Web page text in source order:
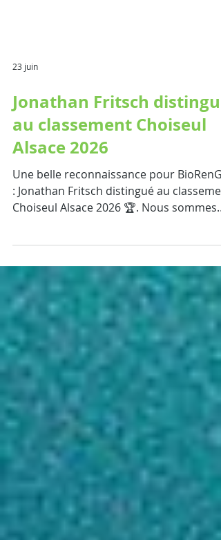
Jonathan Fritsch distingué
au classement Choiseul
Alsace 2026
fiers d’annoncer que notre dirigeant,
Jonathan Fritsch, figure parmi les
personnalités sélectionnées dans le
classement Choiseul Alsace 2026. Chaque
année, l’Institut Choiseul met en lumière
les jeunes dirigeants qui participent
activement au dynamisme économique,
l’innovation et au rayonnement des
territoires. Cette distinction valorise des
parcours entre